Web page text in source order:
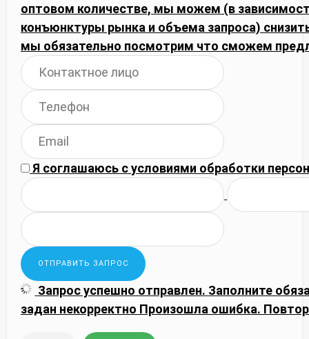
оптовом количестве, мы можем (в
конъюнктуры рынка и объема запроса)
мы обязательно посмотрим что сможем
Я соглашаюсь сусловиями обработки
Запрос успешно отправлен. Заполните
задан некорректно Произошла ошибка.